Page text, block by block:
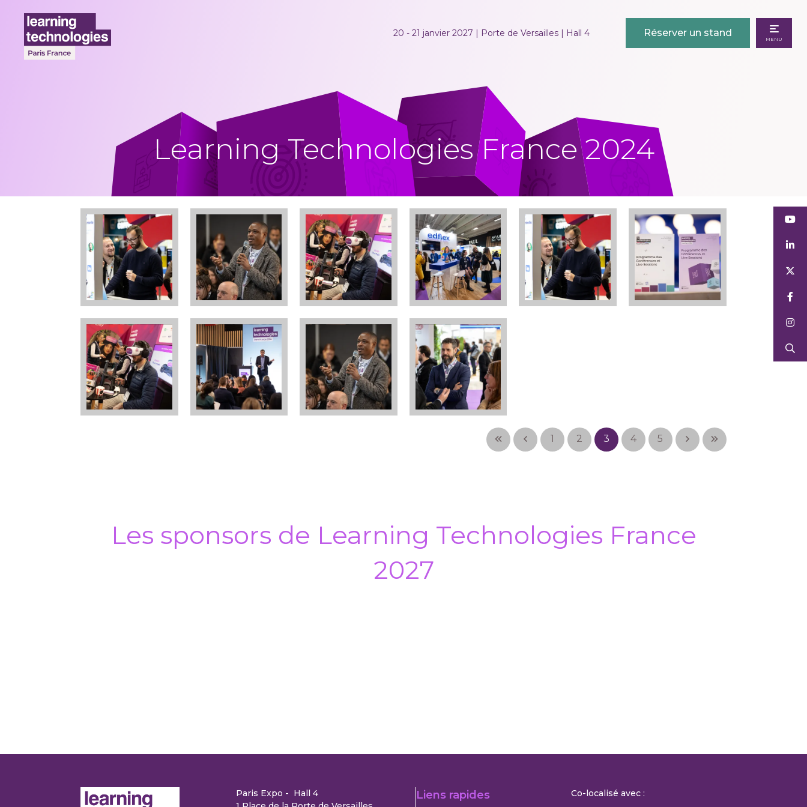
20 - 21 janvier 2027 | Porte de Versailles | Hall 4 Réserver un stand
MENU
Learning Technologies France 2024
1 2 3 4 5
Les sponsors de Learning Technologies France
2027
Paris Expo - Hall 4
Liens rapides Co-localisé avec :